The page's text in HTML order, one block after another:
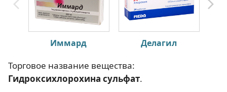
Иммард Делагил
Торговое название вещества:
Гидроксихлорохина сульфат.